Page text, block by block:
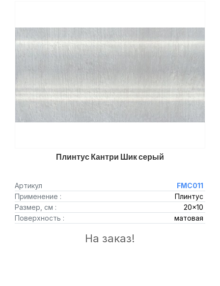
Плинтус Кантри Шик серый
Артикул
FMC011
Применение :
Плинтус
Размер, см :
20x10
Поверхность :
матовая
На заказ!